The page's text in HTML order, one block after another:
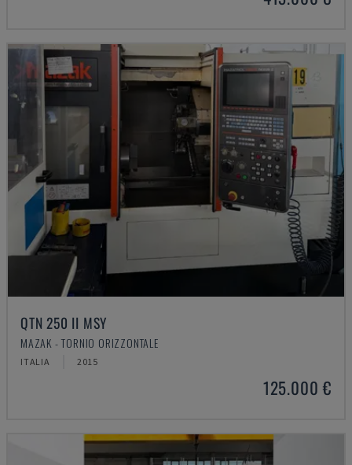
QTN 250 II MSY
MAZAK - TORNIO ORIZZONTALE
ITALIA 2015
125.000 €